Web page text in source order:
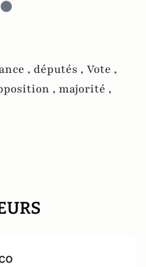
, députés , Vote ,
, majorité ,